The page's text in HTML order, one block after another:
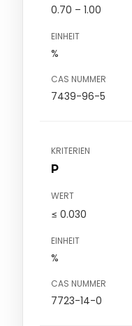
0.70 – 1.00
EINHEIT
%
CAS NUMMER
7439-96-5
KRITERIEN
P
WERT
≤ 0.030
EINHEIT
%
CAS NUMMER
7723-14-0